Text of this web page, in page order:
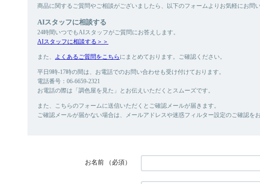
商品に関するご質問やご相談がございましたら、以下のフォームよりお気軽にお問
AIスタッフに相談する
24時間いつでもAIスタッフがご質問にお答えします。
AIスタッフに相談する＞＞
また、 よくあるご質問をこちら にまとめております。ご確認ください。
平日9時-17時の間は、お電話でのお問い合わせも受け付けております。
電話番号：06-6659-2321
お電話の際は「調色屋を見た」とお伝えいただくとスムーズです。
また、こちらのフォームに送信いただくとご確認メールが届きます。
ご確認メールが届かない場合は、メールアドレスや迷惑フィルター設定のご確認をお
お名前 （必須）